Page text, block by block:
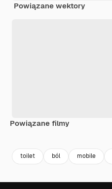
Powiązane wektory
Powiązane filmy
toilet ból mobile